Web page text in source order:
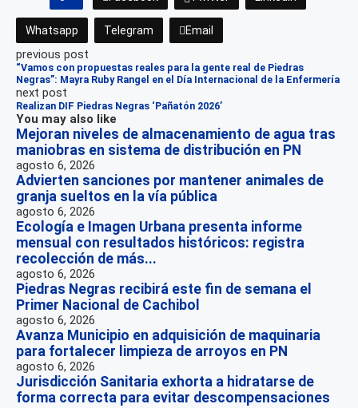
Whatsapp Telegram Email
previous post
“Vamos con propuestas reales para la gente real de Piedras
Negras”: Mayra Ruby Rangel en el Día Internacional de la Enfermería
next post
Realizan DIF Piedras Negras ‘Pañatón 2026’
You may also like
Mejoran niveles de almacenamiento de agua tras
maniobras en sistema de distribución en PN
agosto 6, 2026
Advierten sanciones por mantener animales de
granja sueltos en la vía pública
agosto 6, 2026
Ecología e Imagen Urbana presenta informe
mensual con resultados históricos: registra
recolección de más...
agosto 6, 2026
Piedras Negras recibirá este fin de semana el
Primer Nacional de Cachibol
agosto 6, 2026
Avanza Municipio en adquisición de maquinaria
para fortalecer limpieza de arroyos en PN
agosto 6, 2026
Jurisdicción Sanitaria exhorta a hidratarse de
forma correcta para evitar descompensaciones